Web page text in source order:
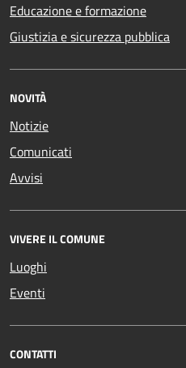
Educazione e formazione
Giustizia e sicurezza pubblica
NOVITÀ
Notizie
Comunicati
Avvisi
VIVERE IL COMUNE
Luoghi
Eventi
CONTATTI